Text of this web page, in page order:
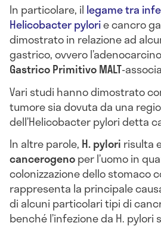
In particolare, il legame tra
Helicobacter pylorie cancro
dimostrato in relazione ad
gastrico, ovvero
Gastrico PrimitivoMALT-
Vari studi hanno dimostrato
tumore sia dovuta da una
dell’Helicobacter pylori detta
In altre parole, H. pylori risulta
cancerogenoper l’uomo in
colonizzazione dello stomaco
rappresenta la principale
di alcuni particolari tipi di
benché l’infezione da H.